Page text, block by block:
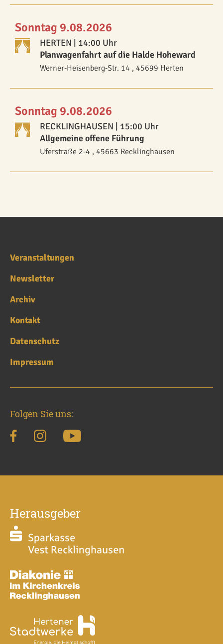
Sonntag 9.08.2026
HERTEN | 14:00 Uhr
Planwagenfahrt auf die Halde Hoheward
Werner-Heisenberg-Str. 14 , 45699 Herten
Sonntag 9.08.2026
RECKLINGHAUSEN | 15:00 Uhr
Allgemeine offene Führung
Uferstraße 2-4 , 45663 Recklinghausen
Veranstaltungen
Newsletter
Archiv
Kontakt
Datenschutz
Impressum
Folgen Sie uns:
Herausgeber